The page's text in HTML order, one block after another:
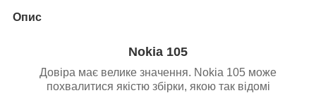
Опис
Nokia 105
Довіра має велике значення. Nokia 105 може
похвалитися якістю збірки, якою так відомі